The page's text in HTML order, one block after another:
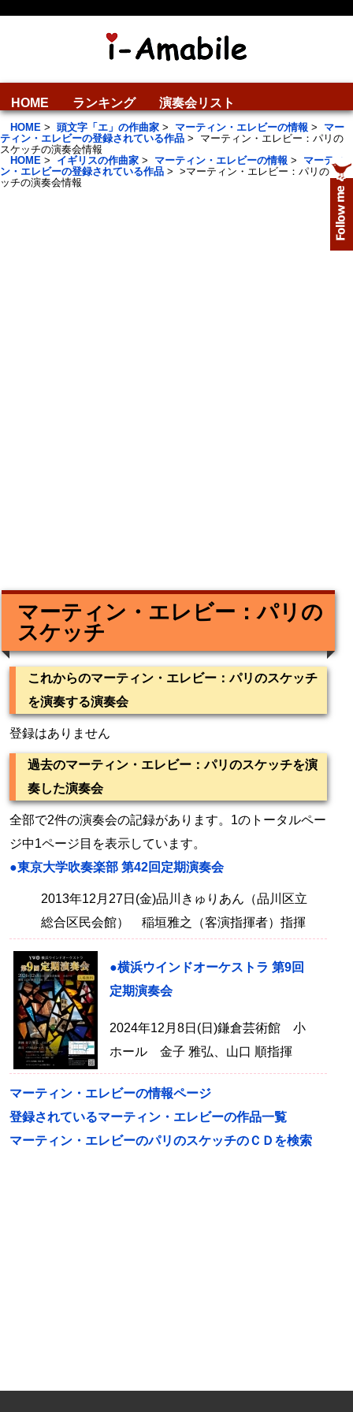
HOME ランキング 演奏会リスト
HOME > 頭文字「エ」の作曲家 > マーティン・エレビーの情報 > マー
ティン・エレビーの登録されている作品 > マーティン・エレビー：パリの
スケッチの演奏会情報
HOME > イギリスの作曲家 > マーティン・エレビーの情報 > マーティ
ン・エレビーの登録されている作品 > >マーティン・エレビー：パリのスケ
ッチの演奏会情報
マーティン・エレビー：パリの
スケッチ
これからのマーティン・エレビー：パリのスケッチ
を演奏する演奏会
登録はありません
過去のマーティン・エレビー：パリのスケッチを演
奏した演奏会
全部で2件の演奏会の記録があります。1のトータルペー
ジ中1ページ目を表示しています。
●東京大学吹奏楽部 第42回定期演奏会
2013年12月27日(金)品川きゅりあん（品川区立
総合区民会館） 稲垣雅之（客演指揮者）指揮
●横浜ウインドオーケストラ 第9回
定期演奏会
2024年12月8日(日)鎌倉芸術館 小
ホール 金子 雅弘、山口 順指揮
マーティン・エレビーの情報ページ
登録されているマーティン・エレビーの作品一覧
マーティン・エレビーのパリのスケッチのＣＤを検索